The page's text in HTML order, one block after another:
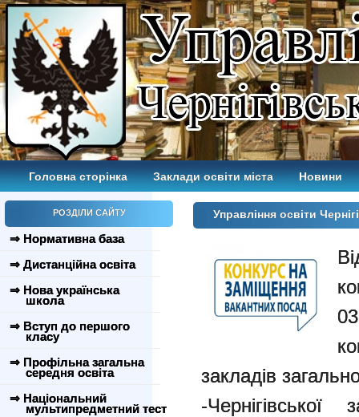
Головна сторінка Заклади освіти міста Новини
РОЗДІЛИ САЙТУ
⇒ Нормативна база
⇒ Дистанційна освіта
⇒ Нова українська
школа
⇒ Вступ до першого
класу
⇒ Профільна загальна
середня освіта
⇒ Національний
мультипредметний тест
Управління освіти
закладів
-Чернігівської